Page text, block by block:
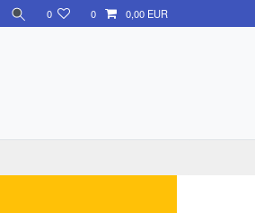
0 0 0,00 EUR